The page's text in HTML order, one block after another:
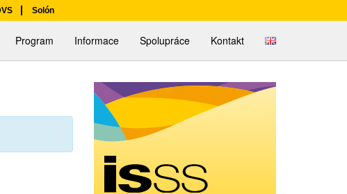
Solón
Program Informace Spolupráce Kontakt English